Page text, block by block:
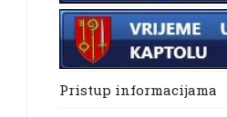
Pristup informacijama